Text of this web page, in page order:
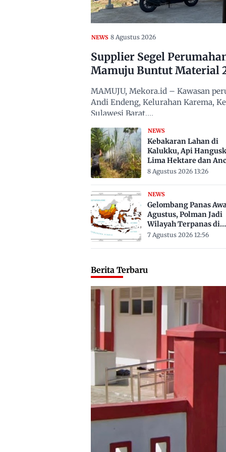
NEWS 8 Agustus 2026
Supplier Segel
Mamuju Buntut Material
MAMUJU, Mekora.id – Kawasan
Andi Endeng, Kelurahan Karema,
Sulawesi Barat,…
NEWS
Kebakaran Lahan di
Kalukku, Api
Lima Hektare dan
Permukiman
8 Agustus 2026 13:26
NEWS
Gelombang Panas
Agustus, Polman Jadi
Wilayah Terpanas di
Sulbar Suhu Lebih Dari
7 Agustus 2026 12:56
Berita Terbaru